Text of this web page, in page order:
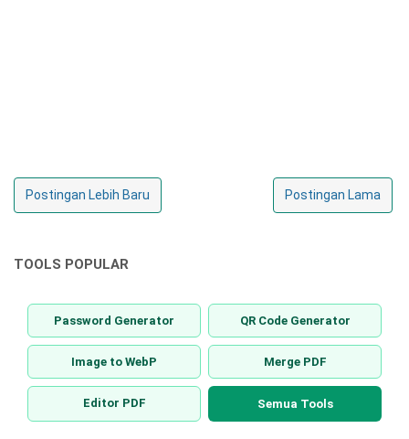
Postingan Lebih Baru Postingan Lama
TOOLS POPULAR
Password Generator QR Code Generator
Image to WebP Merge PDF
Editor PDF Semua Tools